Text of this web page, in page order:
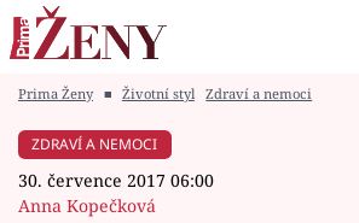
Módní alarm
Zrádci
Prima Ženy ■ Životní styl Zdraví a nemoci
ZDRAVÍ A NEMOCI
30. července 2017 06:00
Anna Kopečková